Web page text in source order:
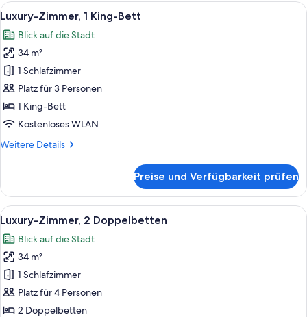
Queen-
Alle
Fotos
für
Luxury-
Zimmer,
1 King-
Bett
anzeigen
Ein modernes Hotelzimmer mit
7
Luxury-Zimmer, 1 King-Bett
Blick auf die Stadt
34 m²
1 Schlafzimmer
Platz für 3 Personen
1 King-Bett
Kostenloses WLAN
Weitere Details
Weitere
Zimmer,
1 King-
Bett
Preise und Verfügbarkeit prüfen
Alle
Fotos
für
Luxury-
Zimmer,
2 Doppelbetten
anzeigen
Ein Hotelzimmer mit einem großen
6
Luxury-Zimmer, 2 Doppelbetten
Blick auf die Stadt
34 m²
1 Schlafzimmer
Platz für 4 Personen
2 Doppelbetten